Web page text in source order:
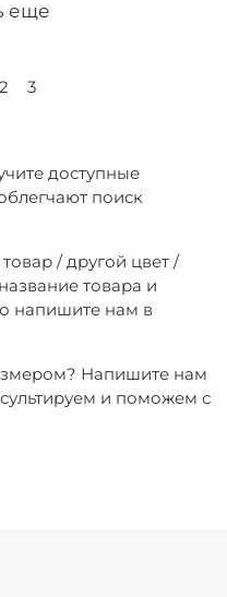
еще
2 3
доступные
поиск
/ другой цвет /
товара и
напишите нам в
Напишите нам
и поможем с